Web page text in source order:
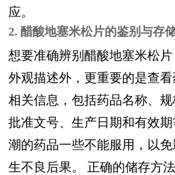
应。
2. 醋酸地塞米松片的鉴别与存
想要准确辨别醋酸地塞米松
外观描述外，更重要的是查
相关信息，包括药品名称、规
批准文号、生产日期和有效
潮的药品一些不能服用，以
生不良后果。 正确的储存方